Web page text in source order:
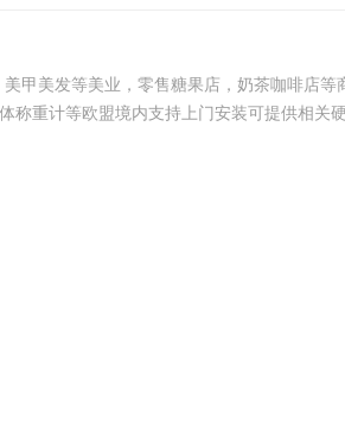
甲美发等美业，零售糖果店，奶茶咖啡店等
称重计等欧盟境内支持上门安装可提供相关